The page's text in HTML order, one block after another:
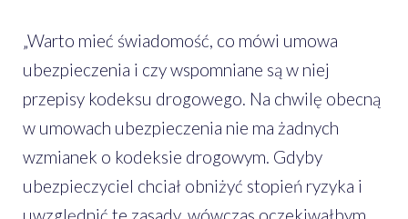
„Warto mieć świadomość, co mówi umowa
ubezpieczenia i czy wspomniane są w niej
przepisy kodeksu drogowego. Na chwilę obecną
w umowach ubezpieczenia nie ma żadnych
wzmianek o kodeksie drogowym. Gdyby
ubezpieczyciel chciał obniżyć stopień ryzyka i